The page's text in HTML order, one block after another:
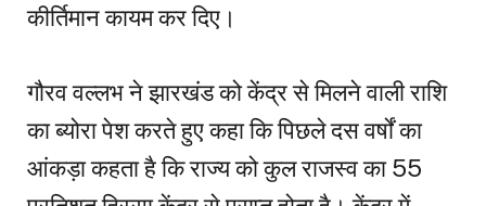
कीर्तिमान कायम कर दिए।
गौरव वल्लभ ने झारखंड को केंद्र से मिलने वाली राशि
का ब्योरा पेश करते हुए कहा कि पिछले दस वर्षों का
आंकड़ा कहता है कि राज्य को कुल राजस्व का 55